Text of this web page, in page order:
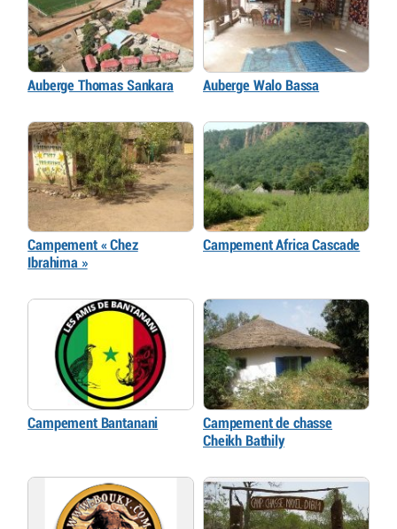
Auberge Thomas Sankara Auberge Walo Bassa
Campement « Chez
Ibrahima »
Campement Africa Cascade
Campement Bantanani
Campement de chasse
Cheikh Bathily